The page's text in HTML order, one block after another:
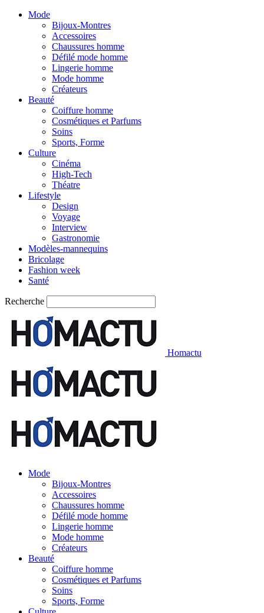
Mode
Bijoux-Montres
Accessoires
Chaussures homme
Défilé mode homme
Lingerie homme
Mode homme
Créateurs
Beauté
Coiffure homme
Cosmétiques et Parfums
Soins
Sports, Forme
Culture
Cinéma
High-Tech
Théatre
Lifestyle
Design
Voyage
Interview
Gastronomie
Modèles-mannequins
Bricolage
Fashion week
Santé
Recherche
Homactu
Mode
Bijoux-Montres
Accessoires
Chaussures homme
Défilé mode homme
Lingerie homme
Mode homme
Créateurs
Beauté
Coiffure homme
Cosmétiques et Parfums
Soins
Sports, Forme